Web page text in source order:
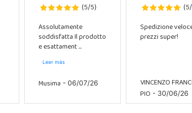
(5/5)
Assolutamente
soddisfatta Il prodotto
e esattament ...
Leer más
Musima - 06/07/26
(5/
Spedizione
prezzi super!
VINCENZO
PIO - 30/06/26